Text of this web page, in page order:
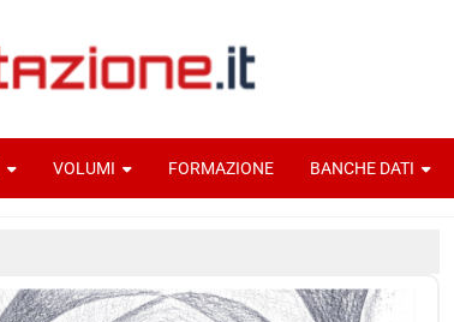
VOLUMI FORMAZIONE BANCHE DATI